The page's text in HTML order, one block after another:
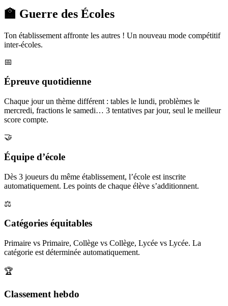
🏫 Guerre des Écoles
Ton établissement affronte les autres ! Un nouveau mode compétitif
inter-écoles.
📅
Épreuve quotidienne
Chaque jour un thème différent : tables le lundi, problèmes le
mercredi, fractions le samedi… 3 tentatives par jour, seul le meilleur
score compte.
🤝
Équipe d’école
Dès 3 joueurs du même établissement, l’école est inscrite
automatiquement. Les points de chaque élève s’additionnent.
⚖️
Catégories équitables
Primaire vs Primaire, Collège vs Collège, Lycée vs Lycée. La
catégorie est déterminée automatiquement.
🏆
Classement hebdo